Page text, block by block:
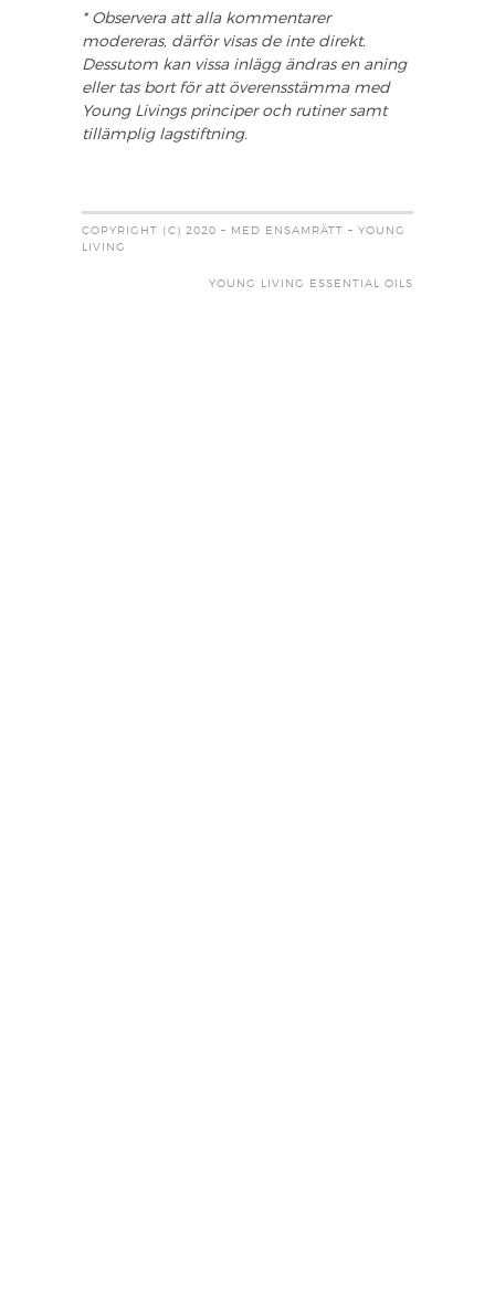
* Observera att alla kommentarer
modereras, därför visas de inte direkt.
Dessutom kan vissa inlägg ändras en aning
eller tas bort för att överensstämma med
Young Livings principer och rutiner samt
tillämplig lagstiftning.
COPYRIGHT (C) 2020 – MED ENSAMRÄTT – YOUNG
LIVING
YOUNG LIVING ESSENTIAL OILS